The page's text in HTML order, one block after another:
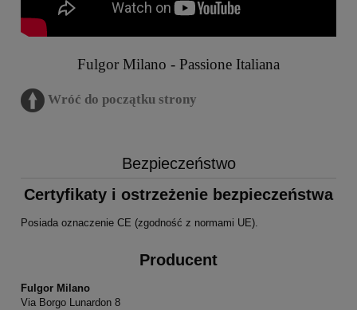
Fulgor Milano - Passione Italiana
Wróć do początku strony
Bezpieczeństwo
Certyfikaty i ostrzeżenie bezpieczeństwa
Posiada oznaczenie CE (zgodność z normami UE).
Producent
Fulgor Milano
Via Borgo Lunardon 8